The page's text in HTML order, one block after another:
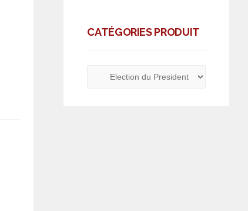
CATÉGORIES PRODUIT